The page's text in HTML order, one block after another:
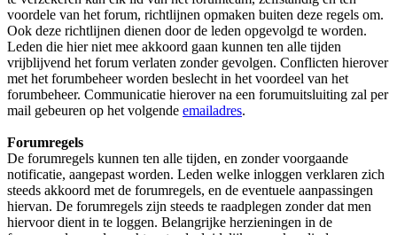
voordele van het forum, richtlijnen opmaken buiten deze regels om.
Ook deze richtlijnen dienen door de leden opgevolgd te worden.
Leden die hier niet mee akkoord gaan kunnen ten alle tijden
vrijblijvend het forum verlaten zonder gevolgen. Conflicten hierover
met het forumbeheer worden beslecht in het voordeel van het
forumbeheer. Communicatie hierover na een forumuitsluiting zal per
mail gebeuren op het volgende emailadres.
Forumregels
De forumregels kunnen ten alle tijden, en zonder voorgaande
notificatie, aangepast worden. Leden welke inloggen verklaren zich
steeds akkoord met de forumregels, en de eventuele aanpassingen
hiervan. De forumregels zijn steeds te raadplegen zonder dat men
hiervoor dient in te loggen. Belangrijke herzieningen in de